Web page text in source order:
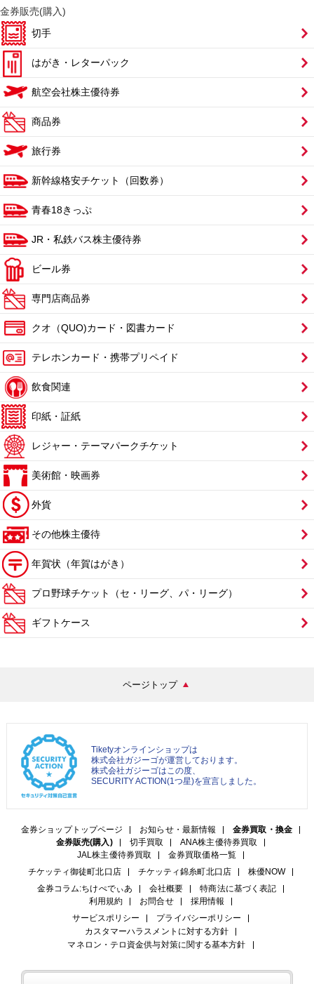
金券販売(購入)
切手
はがき・レターパック
航空会社株主優待券
商品券
旅行券
新幹線格安チケット（回数券）
青春18きっぷ
JR・私鉄バス株主優待券
ビール券
専門店商品券
クオ（QUO)カード・図書カード
テレホンカード・携帯プリペイド
飲食関連
印紙・証紙
レジャー・テーマパークチケット
美術館・映画券
外貨
その他株主優待
年賀状（年賀はがき）
プロ野球チケット（セ・リーグ、パ・リーグ）
ギフトケース
ページトップ
Tiketyオンラインショップは
株式会社ガジーゴが運営しております。
株式会社ガジーゴはこの度、
SECURITY ACTION(1つ星)を宣言しました。
金券ショップトップページ お知らせ・最新情報
金券買取・換金
金券販売(購入)
切手買取
ANA株主優待券買取
JAL株主優待券買取
金券買取価格一覧
チケッティ御徒町北口店
チケッティ錦糸町北口店
株優NOW
金券コラム:ちけぺでぃあ
会社概要
特商法に基づく表記
利用規約
お問合せ
採用情報
サービスポリシー
プライバシーポリシー
カスタマーハラスメントに対する方針
マネロン・テロ資金供与対策に関する基本方針